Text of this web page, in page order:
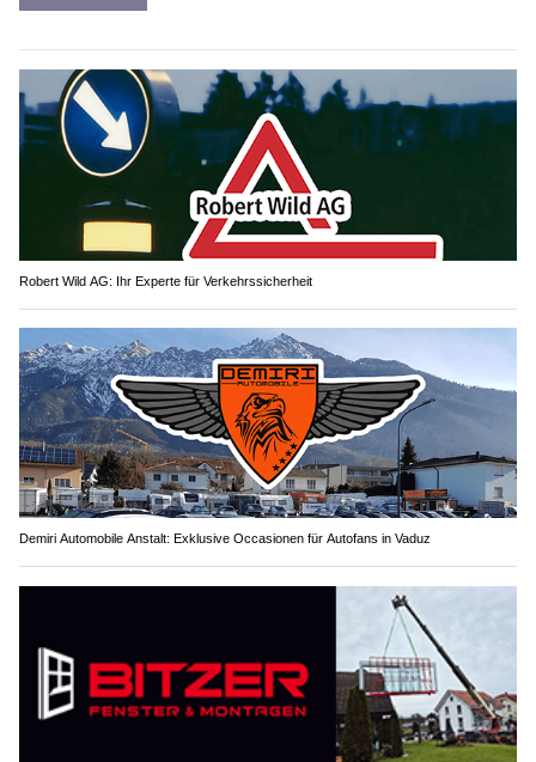
Robert Wild AG: Ihr Experte für Verkehrssicherheit
Demiri Automobile Anstalt: Exklusive Occasionen für Autofans in Vaduz